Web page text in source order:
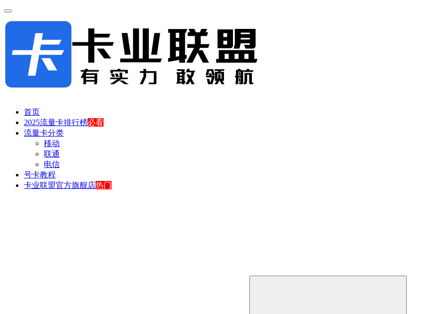
首页
2025流量卡排行榜必看
流量卡分类
移动
联通
电信
号卡教程
卡业联盟官方旗舰店热门